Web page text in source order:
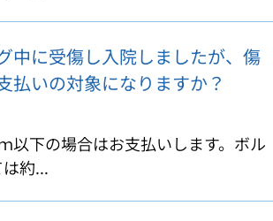
中に受傷し入院しましたが、傷
払いの対象になりますか？
以下の場合はお支払いします。ボル
約...